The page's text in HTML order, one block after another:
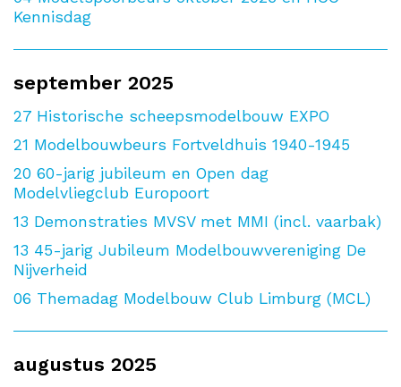
Kennisdag
september 2025
27 Historische scheepsmodelbouw EXPO
21 Modelbouwbeurs Fortveldhuis 1940-1945
20 60-jarig jubileum en Open dag
Modelvliegclub Europoort
13 Demonstraties MVSV met MMI (incl. vaarbak)
13 45-jarig Jubileum Modelbouwvereniging De
Nijverheid
06 Themadag Modelbouw Club Limburg (MCL)
augustus 2025